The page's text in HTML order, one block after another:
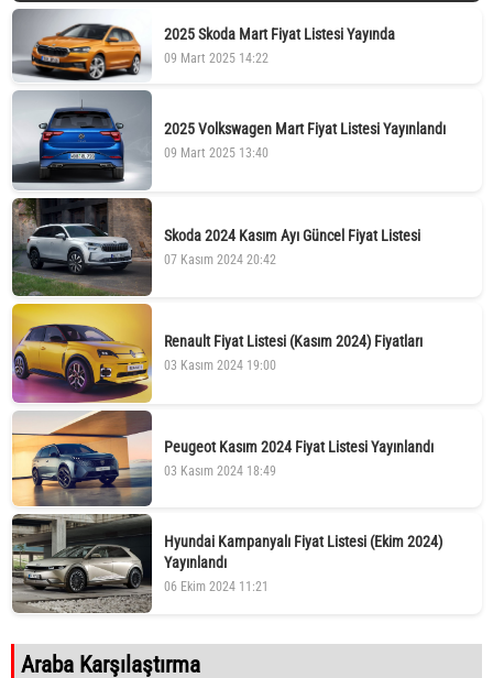
2025 Skoda Mart Fiyat Listesi Yayında
09 Mart 2025 14:22
2025 Volkswagen Mart Fiyat Listesi Yayınlandı
09 Mart 2025 13:40
Skoda 2024 Kasım Ayı Güncel Fiyat Listesi
07 Kasım 2024 20:42
Renault Fiyat Listesi (Kasım 2024) Fiyatları
03 Kasım 2024 19:00
Peugeot Kasım 2024 Fiyat Listesi Yayınlandı
03 Kasım 2024 18:49
Hyundai Kampanyalı Fiyat Listesi (Ekim 2024)
Yayınlandı
06 Ekim 2024 11:21
Araba Karşılaştırma